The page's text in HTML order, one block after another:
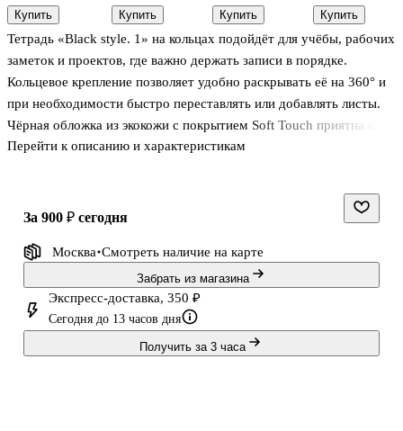
Тетрадь «Black style. 1» на кольцах подойдёт для учёбы, рабочих
заметок и проектов, где важно держать записи в порядке.
Кольцевое крепление позволяет удобно раскрывать её на 360° и
при необходимости быстро переставлять или добавлять листы.
Чёрная обложка из экокожи с покрытием Soft Touch приятна на
ощупь и выглядит строго; декоративные белила подчёркивают
индивидуальная упаковка делают тетрадь практичной в
Перейти к описанию и характеристикам
металлическая,
GoodMark
Купить
«Color
mood» А7,
128 листов,
нелинованная,
ассортименте
Купить
пластиковая
«Neon»,
GoodMark
Купить
магнитной
застежкой-
звездочкой
Кот со
(256стр)
(13х19)
Купить
за 900 ₽ сегодня
Москва Смотреть наличие на карте
Забрать из магазина
Экспресс-доставка, 350 ₽
Сегодня до 13 часов дня
Получить за 3 часа